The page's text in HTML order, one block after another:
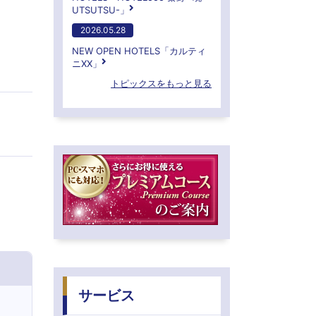
UTSUTSU-」
2026.05.28
NEW OPEN HOTELS「カルティ
ニXX」
トピックスをもっと見る
サービス